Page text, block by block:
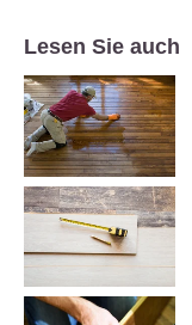
Lesen Sie auch